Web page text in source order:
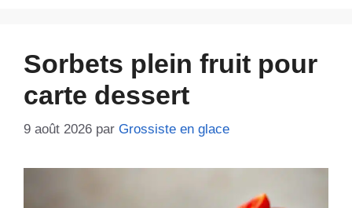
Sorbets plein fruit pour
carte dessert
9 août 2026 par Grossiste en glace